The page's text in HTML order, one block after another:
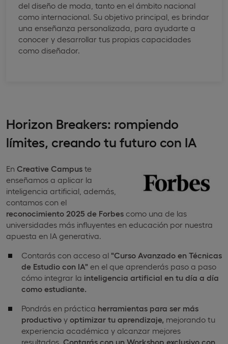
del diseño de moda, tanto en el ámbito nacional
como internacional. Su objetivo principal, es brindar
una enseñanza personalizada, para ayudarte a
conocer y desarrollar tus propias capacidades
como diseñador.
Horizon Breakers: rompiendo
límites, creando tu futuro con IA
En Creative Campus te
enseñamos a aplicar la
inteligencia artificial, además,
contamos con el
reconocimiento 2025 de Forbes como una de las
universidades más influyentes en educación por nuestra
apuesta en IA generativa.
Contarás con acceso al "Curso Avanzado en Técnicas
de Estudio con IA" en el que aprenderás paso a paso
cómo integrar la inteligencia artificial en tu día a día
como estudiante.
Pondrás en práctica herramientas para ser más
productivo y optimizar tu aprendizaje, mejorando tu
experiencia académica y alcanzar mejores
resultados. Contarás con un Workshop exclusivo con